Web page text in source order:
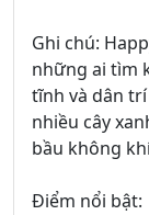
Ghi chú:
những ai tìm
tĩnh và dân
nhiều cây
bầu không
Điểm nổi bật: